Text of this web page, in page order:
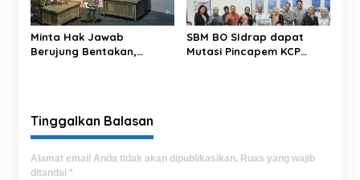
Minta Hak Jawab
Berujung Bentakan,
SBM BO SIdrap dapat
Mutasi Pincapem KCP
Tinggalkan Balasan
Alamat email Anda tidak akan dipublikasikan. Ruas yang wajib
ditandai *